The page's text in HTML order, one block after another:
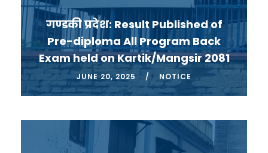
गण्डकी प्रदेश: Result Published of
Pre-diploma All Program Back
Exam held on Kartik/Mangsir 2081
JUNE 20, 2025 NOTICE